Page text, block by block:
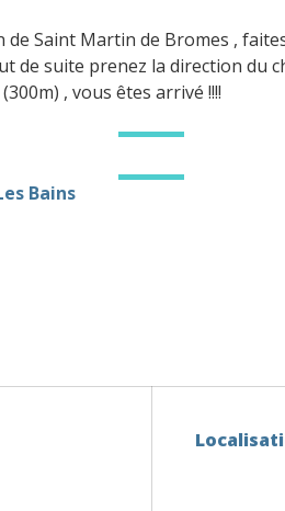
de Saint Martin de Bromes ,
de suite prenez la direction du
, vous êtes arrivé !!!!
Bains